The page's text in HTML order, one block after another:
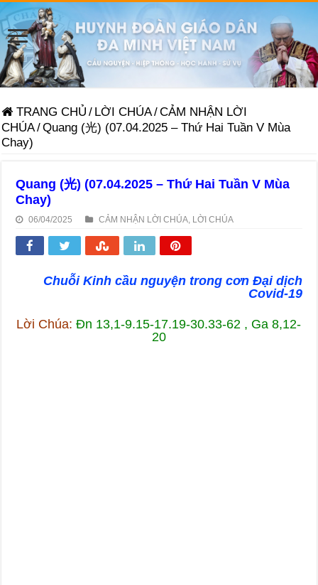
TRANG CHỦ / LỜI CHÚA/CẢM NHẬN LỜI
CHÚA/Quang (光) (07.04.2025 – Thứ Hai Tuần V Mùa
Chay)
Quang (光) (07.04.2025 – Thứ Hai Tuần V Mùa
Chay)
06/04/2025 CẢM NHẬN LỜI CHÚA LỜI CHÚA
Chuỗi Kinh cầu nguyện trong cơn Đại dịch
Covid-19
Lời Chúa: Đn 13,1-9.15-17.19-30.33-62 , Ga 8,12-
20